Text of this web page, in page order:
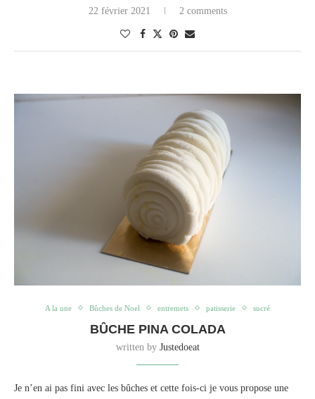
22 février 2021 2 comments
A la une Bûches de Noel entremets patisserie sucré
BÛCHE PINA COLADA
written by Justedoeat
Je n’en ai pas fini avec les bûches et cette fois-ci je vous propose une